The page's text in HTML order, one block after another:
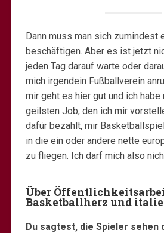
Dann muss man sich zumindest
beschäftigen. Aber es ist jetzt
jeden Tag darauf warte oder
mich irgendein Fußballverein
mir geht es hier gut und ich habe
geilsten Job, den ich mir
dafür bezahlt, mir
in die ein oder andere nette
zu fliegen. Ich darf mich also
Über
Basketballherz und
Du sagtest, die Spieler sehen